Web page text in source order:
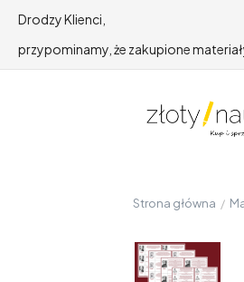
Drodzy Klienci,
przypominamy, że zakupione
Strona główna /